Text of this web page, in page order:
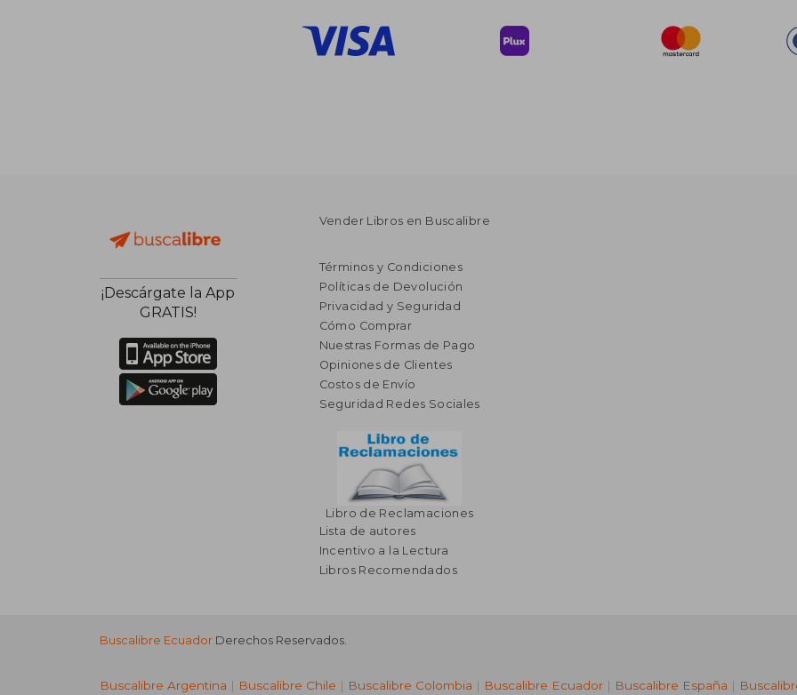
¡Descárgate la App
GRATIS!
Vender Libros en Buscalibre
Términos y Condiciones
Políticas de Devolución
Privacidad y Seguridad
Cómo Comprar
Nuestras Formas de Pago
Opiniones de Clientes
Costos de Envío
Seguridad Redes Sociales
Libro de Reclamaciones
Lista de autores
Incentivo a la Lectura
Libros Recomendados
Buscalibre Ecuador Derechos Reservados.
Buscalibre Argentina | Buscalibre Chile | Buscalibre Colombia | Buscalibre Ecuador | Buscalibre España |